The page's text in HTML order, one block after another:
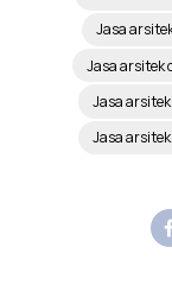
Jasa
Jasa arsitek
Jasa arsitek
Jasa